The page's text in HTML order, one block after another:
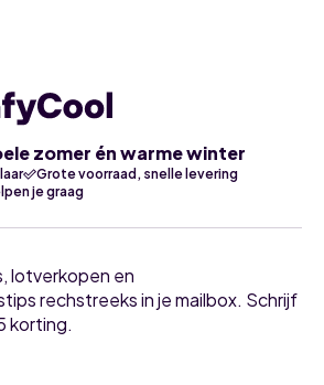
zomer én warme winter
Grote voorraad, snelle levering
je graag
lotverkopen en
rechstreeks in je mailbox. Schrijf
korting.